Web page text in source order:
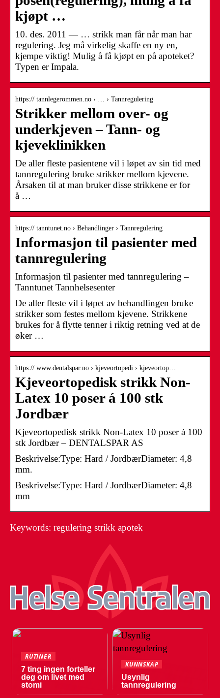
kjøpt …
10. des. 2011 — … strikk man får når man har
regulering. Jeg må virkelig skaffe en ny en,
kjempe viktig! Mulig å få kjøpt en på apoteket?
Typen er Impala.
https:// tannlegerommen.no › … › Tannregulering
Strikker mellom over- og
underkjeven – Tann- og
kjeveklinikken
De aller fleste pasientene vil i løpet av sin tid med
tannregulering bruke strikker mellom kjevene.
Årsaken til at man bruker disse strikkene er for
å …
https:// tanntunet.no › Behandlinger › Tannregulering
Informasjon til pasienter med
tannregulering
Informasjon til pasienter med tannregulering –
Tanntunet Tannhelsesenter
De aller fleste vil i løpet av behandlingen bruke
strikker som festes mellom kjevene. Strikkene
brukes for å flytte tenner i riktig retning ved at de
øker …
https:// www.dentalspar.no › kjeveortopedi › kjeveortop…
Kjeveortopedisk strikk Non-
Latex 10 poser á 100 stk
Jordbær
Kjeveortopedisk strikk Non-Latex 10 poser á 100
stk Jordbær – DENTALSPAR AS
Beskrivelse:Type: Hard / JordbærDiameter: 4,8
mm.
Beskrivelse:Type: Hard / JordbærDiameter: 4,8
mm
Keywords: regulering strikk apotek
RUTINER
7 ting ingen forteller
deg om livet med
stomi
KUNNSKAP
Usynlig
tannregulering